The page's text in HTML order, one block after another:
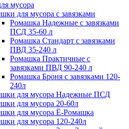
мусора
для мусора с завязками
Ромашка Надежные с завязками
ПСД 35-60 л
Ромашка Стандарт с завязками
ПВД 35-240 л
Ромашка Практичные с
завязками ПВД 90-240 л
Ромашка Броня с завязками 120-
240л
для мусора Надежные ПСД
для мусора 20-60л
для мусора Ё-Ромашка
для мусора 120-240л